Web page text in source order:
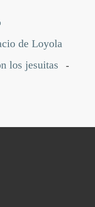
de Loyola
los jesuitas
-